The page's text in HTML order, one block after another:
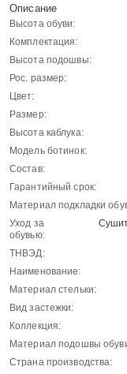
Описание
Высота обуви:
Комплектация:
Высота подошвы:
Рос. размер:
Цвет:
Размер:
Высота каблука:
Модель ботинок:
Состав:
Гарантийный срок:
Материал подкладки
Уход за
обувью:
ТНВЭД:
Наименование:
Материал стельки:
Вид застежки:
Коллекция:
Материал подошвы
Страна производства: